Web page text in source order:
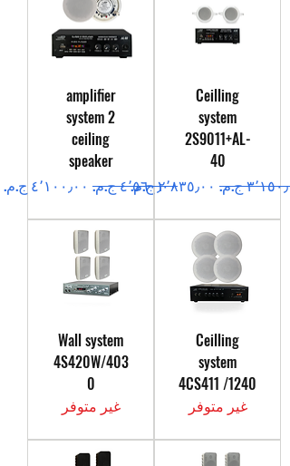
Ceilling
system
2S9011+AL-
40
عادي
سعر البيع
amplifier
system 2
ceiling
speaker
سعر عادي
سعر البيع
Ceilling
system
4CS411 /1240
غير متوفر
Wall system
4S420W/403
0
غير متوفر